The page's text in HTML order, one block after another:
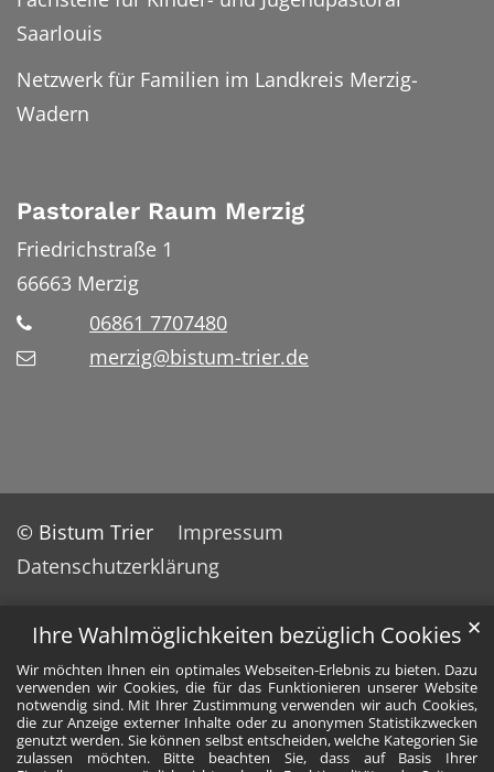
Ihre Wahlmöglichkeiten bezüglich Cookies
Wir möchten Ihnen ein optimales Webseiten-Erlebnis zu bieten. Dazu
verwenden wir Cookies, die für das Funktionieren unserer Website
notwendig sind. Mit Ihrer Zustimmung verwenden wir auch Cookies,
die zur Anzeige externer Inhalte oder zu anonymen Statistikzwecken
genutzt werden. Sie können selbst entscheiden, welche Kategorien Sie
zulassen möchten. Bitte beachten Sie, dass auf Basis Ihrer
✕
Saarlouis
Netzwerk für Familien im Landkreis Merzig-
Wadern
Pastoraler Raum Merzig
Friedrichstraße 1
66663 Merzig
06861 7707480
merzig@bistum-trier.de
© Bistum Trier
Impressum
Datenschutzerklärung